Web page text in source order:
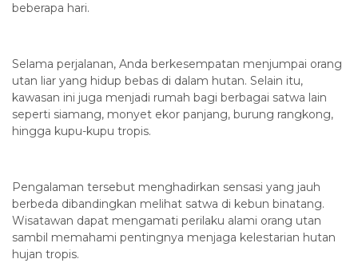
beberapa hari.
Selama perjalanan, Anda berkesempatan menjumpai orang
utan liar yang hidup bebas di dalam hutan. Selain itu,
kawasan ini juga menjadi rumah bagi berbagai satwa lain
seperti siamang, monyet ekor panjang, burung rangkong,
hingga kupu-kupu tropis.
Pengalaman tersebut menghadirkan sensasi yang jauh
berbeda dibandingkan melihat satwa di kebun binatang.
Wisatawan dapat mengamati perilaku alami orang utan
sambil memahami pentingnya menjaga kelestarian hutan
hujan tropis.